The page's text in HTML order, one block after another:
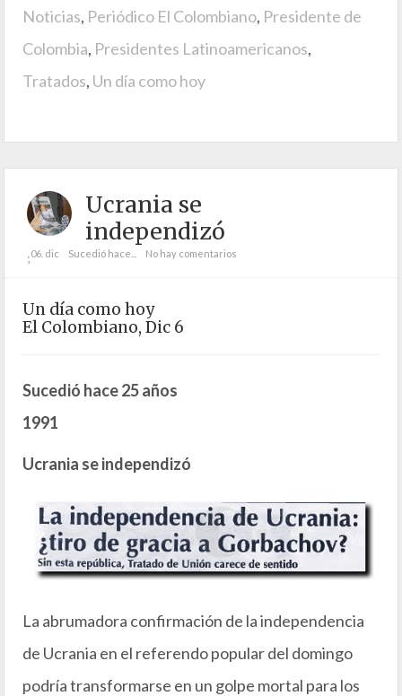
Noticias, Periódico El Colombiano, Presidente de
Colombia, Presidentes Latinoamericanos,
Tratados, Un día como hoy
Ucrania se
independizó
;06. dic Sucedió hace... No hay comentarios
Un día como hoy
El Colombiano, Dic 6
Sucedió hace 25 años
1991
Ucrania se independizó
La abrumadora confirmación de la independencia
de Ucrania en el referendo popular del domingo
podría transformarse en un golpe mortal para los